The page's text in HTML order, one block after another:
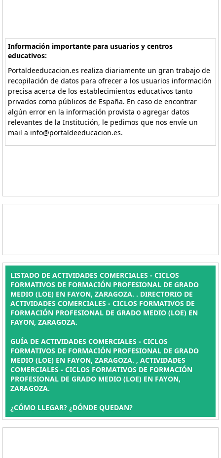
Información importante para usuarios y centros
educativos:
Portaldeeducacion.es realiza diariamente un gran trabajo de
recopilación de datos para ofrecer a los usuarios información
precisa acerca de los establecimientos educativos tanto
privados como públicos de España. En caso de encontrar
algún error en la información provista o agregar datos
relevantes de la Institución, le pedimos que nos envíe un
mail a info@portaldeeducacion.es.
LISTADO DE ACTIVIDADES COMERCIALES - CICLOS
FORMATIVOS DE FORMACIÓN PROFESIONAL DE GRADO
MEDIO (LOE) EN FAYON, ZARAGOZA. . DIRECTORIO DE
ACTIVIDADES COMERCIALES - CICLOS FORMATIVOS DE
FORMACIÓN PROFESIONAL DE GRADO MEDIO (LOE) EN
FAYON, ZARAGOZA.
GUÍA DE ACTIVIDADES COMERCIALES - CICLOS
FORMATIVOS DE FORMACIÓN PROFESIONAL DE GRADO
MEDIO (LOE) EN FAYON, ZARAGOZA. , ACTIVIDADES
COMERCIALES - CICLOS FORMATIVOS DE FORMACIÓN
PROFESIONAL DE GRADO MEDIO (LOE) EN FAYON,
ZARAGOZA.
¿CÓMO LLEGAR? ¿DÓNDE QUEDAN?